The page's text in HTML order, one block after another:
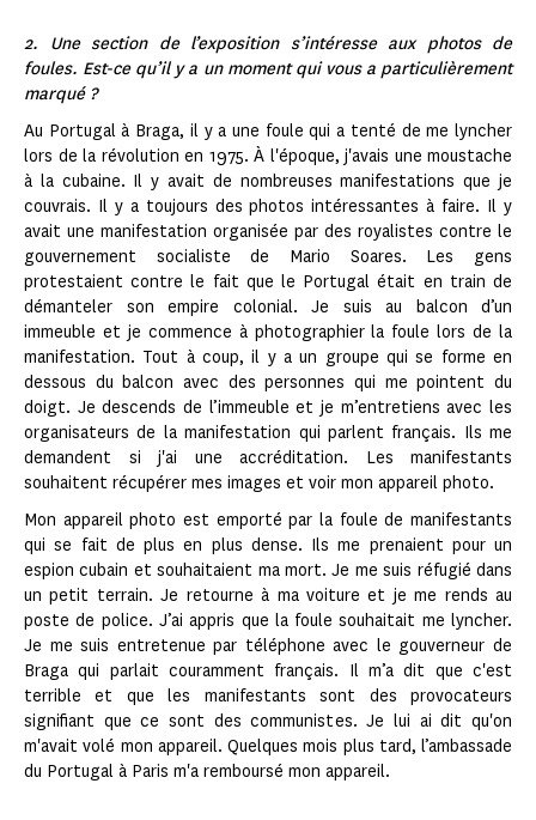
2. Une section de l’exposition s’intéresse aux photos de
foules. Est-ce qu’il y a un moment qui vous a particulièrement
marqué ?
Au Portugal à Braga, il y a une foule qui a tenté de me lyncher
lors de la révolution en 1975. À l'époque, j'avais une moustache
à la cubaine. Il y avait de nombreuses manifestations que je
couvrais. Il y a toujours des photos intéressantes à faire. Il y
avait une manifestation organisée par des royalistes contre le
gouvernement socialiste de Mario Soares. Les gens
protestaient contre le fait que le Portugal était en train de
démanteler son empire colonial. Je suis au balcon d’un
immeuble et je commence à photographier la foule lors de la
manifestation. Tout à coup, il y a un groupe qui se forme en
dessous du balcon avec des personnes qui me pointent du
doigt. Je descends de l’immeuble et je m’entretiens avec les
organisateurs de la manifestation qui parlent français. Ils me
demandent si j'ai une accréditation. Les manifestants
souhaitent récupérer mes images et voir mon appareil photo.
Mon appareil photo est emporté par la foule de manifestants
qui se fait de plus en plus dense. Ils me prenaient pour un
espion cubain et souhaitaient ma mort. Je me suis réfugié dans
un petit terrain. Je retourne à ma voiture et je me rends au
poste de police. J’ai appris que la foule souhaitait me lyncher.
Je me suis entretenue par téléphone avec le gouverneur de
Braga qui parlait couramment français. Il m’a dit que c'est
terrible et que les manifestants sont des provocateurs
signifiant que ce sont des communistes. Je lui ai dit qu'on
m'avait volé mon appareil. Quelques mois plus tard, l’ambassade
du Portugal à Paris m'a remboursé mon appareil.